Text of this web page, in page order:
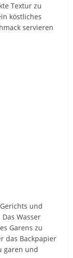
Textur zu
köstliches
servieren
und
Wasser
Garens zu
das Backpapier
garen und